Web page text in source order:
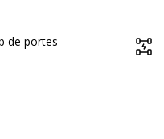
de portes